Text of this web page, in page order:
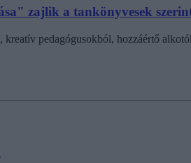
zajlik a tankönyvesek
pedagógusokból, hozzáértő